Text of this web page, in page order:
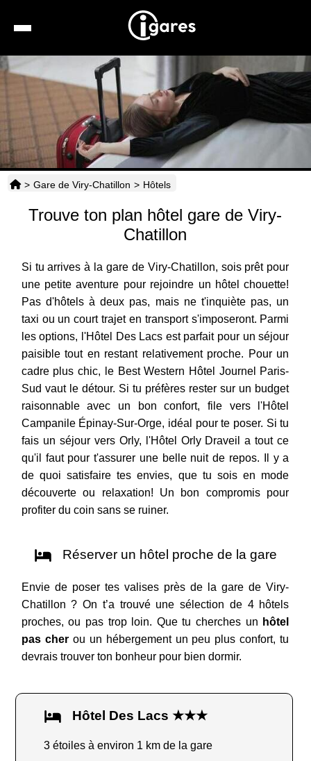
Location de voiture
Hôtels
Taxis
Horaires
> Gare de Viry-Chatillon > Hôtels
Trouve ton plan hôtel gare de Viry-
Chatillon
Si tu arrives à la gare de Viry-Chatillon, sois prêt pour
une petite aventure pour rejoindre un hôtel chouette!
Pas d'hôtels à deux pas, mais ne t'inquiète pas, un
taxi ou un court trajet en transport s'imposeront. Parmi
les options, l'Hôtel Des Lacs est parfait pour un séjour
paisible tout en restant relativement proche. Pour un
cadre plus chic, le Best Western Hôtel Journel Paris-
Sud vaut le détour. Si tu préfères rester sur un budget
raisonnable avec un bon confort, file vers l'Hôtel
Campanile Épinay-Sur-Orge, idéal pour te poser. Si tu
fais un séjour vers Orly, l'Hôtel Orly Draveil a tout ce
qu'il faut pour t'assurer une belle nuit de repos. Il y a
de quoi satisfaire tes envies, que tu sois en mode
découverte ou relaxation! Un bon compromis pour
profiter du coin sans se ruiner.
Réserver un hôtel proche de la gare
Envie de poser tes valises près de la gare de Viry-
Chatillon ? On t’a trouvé une sélection de 4 hôtels
proches, ou pas trop loin. Que tu cherches un hôtel
pas cherou un hébergement un peu plus confort, tu
devrais trouver ton bonheur pour bien dormir.
Hôtel Des Lacs ★★★
3 étoiles à environ 1 km de la gare